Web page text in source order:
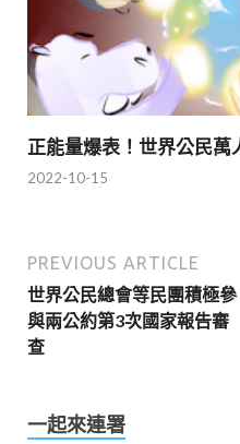
正能量爆表！世界公民萬
2022-10-15
PREVIOUS ARTICLE
世界公民總會等民團積極參
與兩公約第3次國家報告審
查
一起來連署